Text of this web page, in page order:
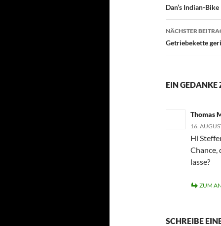
Dan’s Indian-Bike
NÄCHSTER
Getriebekette
EIN GEDANKE
Thomas
16.
Hi
Chance,
lasse?
ZUM
SCHREIBE